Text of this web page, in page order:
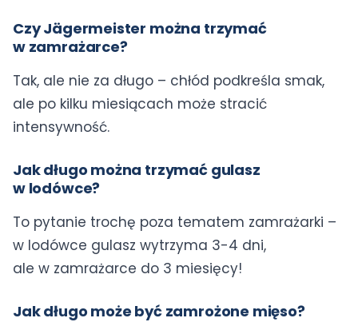
Czy Jägermeister można trzymać
w zamrażarce?
Tak, ale nie za długo – chłód podkreśla smak,
ale po kilku miesiącach może stracić
intensywność.
Jak długo można trzymać gulasz
w lodówce?
To pytanie trochę poza tematem zamrażarki –
w lodówce gulasz wytrzyma 3-4 dni,
ale w zamrażarce do 3 miesięcy!
Jak długo może być zamrożone mięso?